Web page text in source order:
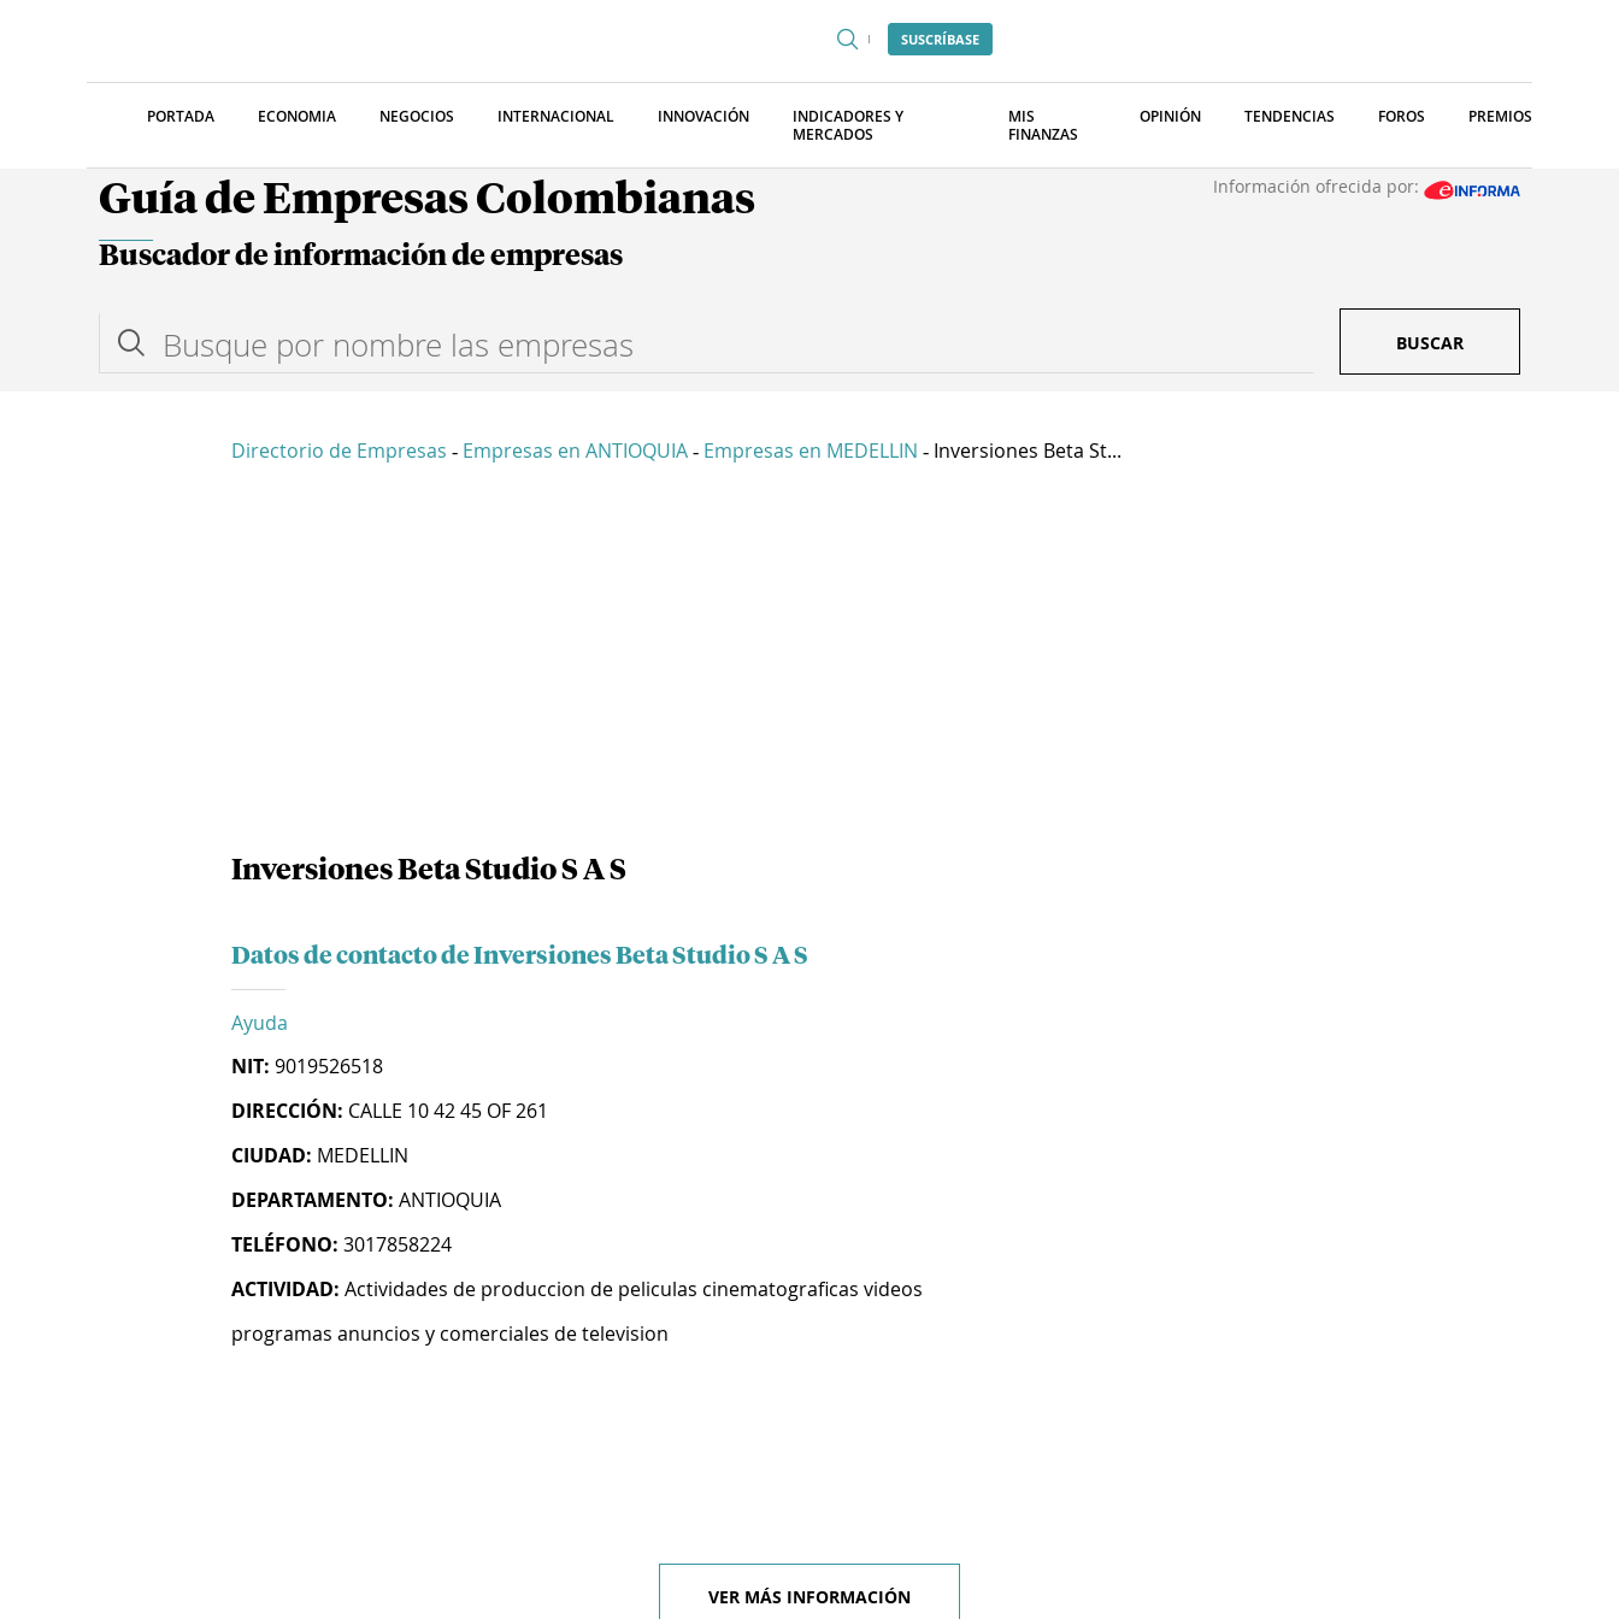
SUSCRÍBASE
PORTADA ECONOMIA NEGOCIOS INTERNACIONAL INNOVACIÓN
INDICADORES Y
MERCADOS
MIS
FINANZAS
OPINIÓN TENDENCIAS FOROS PREMIOS
Guía de Empresas Colombianas Información ofrecida por:
Buscador de información de empresas
BUSCAR
Directorio de Empresas - Empresas en ANTIOQUIA - Empresas en MEDELLIN - Inversiones Beta St...
Inversiones Beta Studio S A S
Datos de contacto de Inversiones Beta Studio S A S
Ayuda
NIT: 9019526518
DIRECCIÓN: CALLE 10 42 45 OF 261
CIUDAD: MEDELLIN
DEPARTAMENTO: ANTIOQUIA
TELÉFONO: 3017858224
ACTIVIDAD: Actividades de produccion de peliculas cinematograficas videos
programas anuncios y comerciales de television
VER MÁS INFORMACIÓN